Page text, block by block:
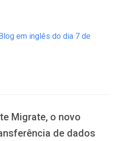
em inglês do dia 7 de
Migrate, o novo
de dados